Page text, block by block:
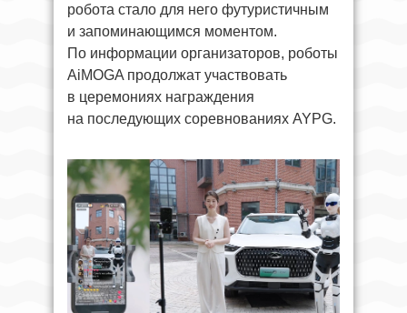
робота стало для него футуристичным
и запоминающимся моментом.
По информации организаторов, роботы
AiMOGA продолжат участвовать
в церемониях награждения
на последующих соревнованиях AYPG.